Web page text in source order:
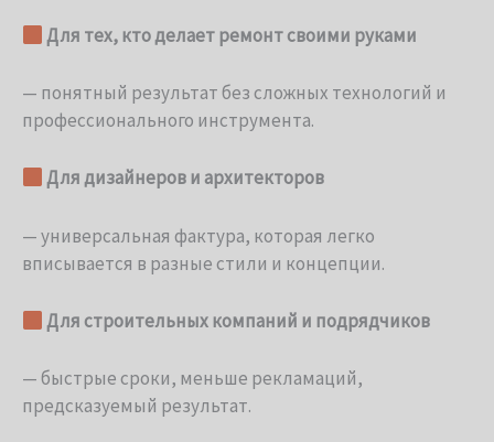
Для тех, кто делает ремонт своими руками
— понятный результат без сложных технологий и
профессионального инструмента.
Для дизайнеров и архитекторов
— универсальная фактура, которая легко
вписывается в разные стили и концепции.
Для строительных компаний и подрядчиков
— быстрые сроки, меньше рекламаций,
предсказуемый результат.